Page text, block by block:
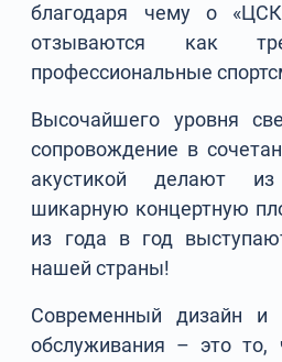
благодаря чему о
отзываются как
профессиональные
Высочайшего уровня
сопровождение в
акустикой делают
шикарную концертную
из года в год
нашей страны!
Современный дизайн и
обслуживания – это то,